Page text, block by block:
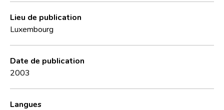
Lieu de publication
Luxembourg
Date de publication
2003
Langues